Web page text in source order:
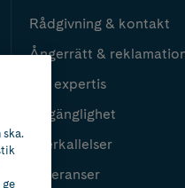
Rådgivning & kontakt
Ångerrätt &
Vår expertis
Tillgänglighet
Återkallelser
Leveranser
ska.